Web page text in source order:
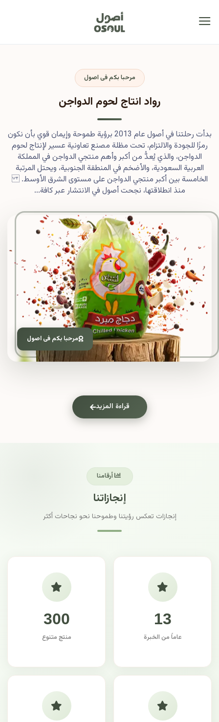
مرحبا بكم فى اصول
مرحبا بكم فى اصول
رواد انتاج لحوم الدواجن
بدأت رحلتنا في أصول عام 2013 برؤية طموحة وإيمان قوي بأن نكون
رمزًا للجودة والالتزام، تحت مظلة مصنع تعاونية عسير لإنتاج لحوم
الدواجن، والذي يُعدُّ من أكبر وأهم منتجي الدواجن في المملكة
العربية السعودية، والأضخم في المنطقة الجنوبية، ويحتل المرتبة
الخامسة بين أكبر منتجي الدواجن على مستوى الشرق الأوسط.
منذ انطلاقتها، نجحت أصول في الانتشار عبر كافة...
قراءة المزيد
أرقامنا
إنجازاتنا
إنجازات تعكس رؤيتنا وطموحنا نحو نجاحات أكثر
13
عاماً من الخبرة
300
منتج متنوع